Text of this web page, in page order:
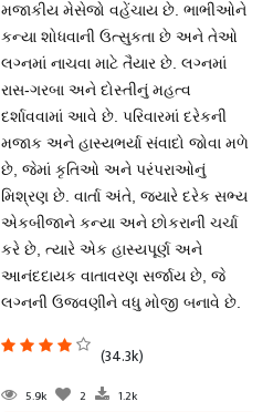
મજાકીય મેસેજો વહેંચાય છે. ભાભીઓને
કન્યા શોધવાની ઉત્સુકતા છે અને તેઓ
લગ્નમાં નાચવા માટે તૈયાર છે. લગ્નમાં
રાસ-ગરબા અને દોસ્તીનું મહત્વ
દર્શાવવામાં આવે છે. પરિવારમાં દરેકની
મજાક અને હાસ્યભર્યા સંવાદો જોવા મળે
છે, જેમાં કૃતિઓ અને પરંપરાઓનું
મિશ્રણ છે. વાર્તા અંતે, જ્યારે દરેક સભ્ય
એકબીજાને કન્યા અને છોકરાની ચર્ચા
કરે છે, ત્યારે એક હાસ્યપૂર્ણ અને
આનંદદાયક વાતાવરણ સર્જાય છે, જે
લગ્નની ઉજવણીને વધુ મોજી બનાવે છે.
(34.3k)
5.9k 2 1.2k